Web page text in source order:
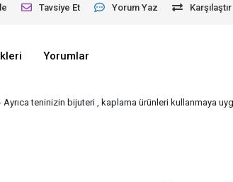
Tavsiye Et Yorum Yaz Karşılaştır
Yorumlar
teninizin bijuteri , kaplama ürünleri kullanmaya